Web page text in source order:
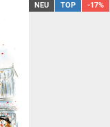
NEU TOP -17%